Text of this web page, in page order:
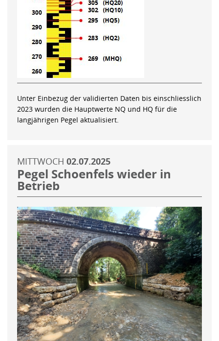
Unter Einbezug der validierten Daten bis einschliesslich
2023 wurden die Hauptwerte NQ und HQ für die
langjährigen Pegel aktualisiert.
MITTWOCH 02.07.2025
Pegel Schoenfels wieder in
Betrieb